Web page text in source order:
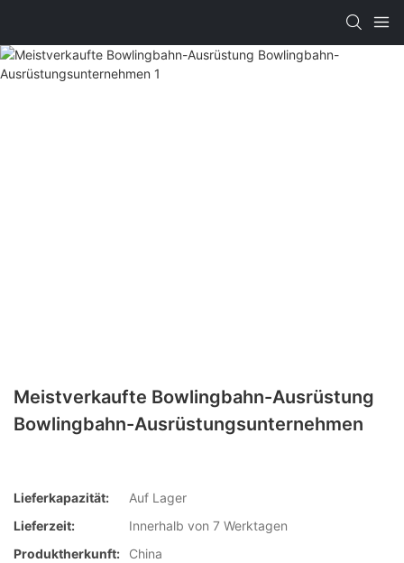
Meistverkaufte Bowlingbahn-Ausrüstung
Bowlingbahn-Ausrüstungsunternehmen
Lieferkapazität:
Auf Lager
Lieferzeit:
Innerhalb von 7 Werktagen
Produktherkunft:
China